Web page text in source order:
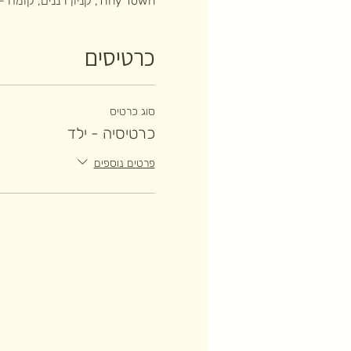
כרטיסים
סוג כרטיס
כרטיסיה - ילד
פרטים נוספים